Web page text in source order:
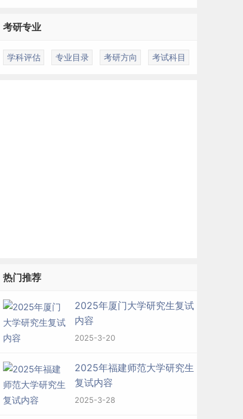
考研专业
学科评估 专业目录 考研方向 考试科目
热门推荐
2025年厦门大学研究生复试
内容
2025-3-20
2025年福建师范大学研究生
复试内容
2025-3-28